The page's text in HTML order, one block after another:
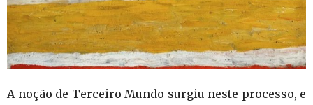
A noção de Terceiro Mundo surgiu neste processo, e